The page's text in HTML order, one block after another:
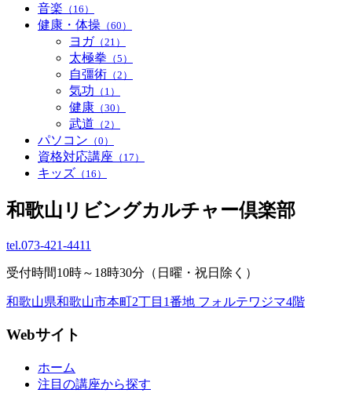
音楽 （16）
健康・体操 （60）
ヨガ （21）
太極拳 （5）
自彊術 （2）
気功 （1）
健康 （30）
武道 （2）
パソコン （0）
資格対応講座 （17）
キッズ （16）
和歌山リビングカルチャー倶楽部
tel.073-421-4411
受付時間10時～18時30分（日曜・祝日除く）
和歌山県和歌山市本町2丁目1番地 フォルテワジマ4階
Webサイト
ホーム
注目の講座から探す